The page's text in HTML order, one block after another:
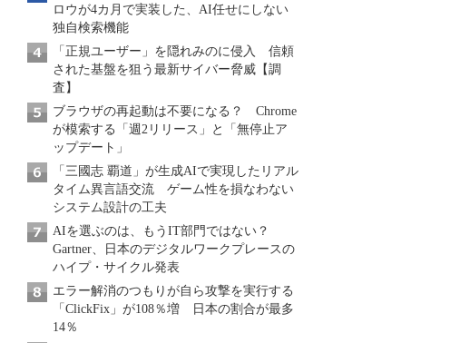
ロウが4カ月で実装した、AI任せにしない
独自検索機能
「正規ユーザー」を隠れみのに侵入 信頼
された基盤を狙う最新サイバー脅威【調
査】
ブラウザの再起動は不要になる？ Chrome
が模索する「週2リリース」と「無停止ア
ップデート」
「三國志 覇道」が生成AIで実現したリアル
タイム異言語交流 ゲーム性を損なわない
システム設計の工夫
AIを選ぶのは、もうIT部門ではない？
Gartner、日本のデジタルワークプレースの
ハイプ・サイクル発表
エラー解消のつもりが自ら攻撃を実行する
「ClickFix」が108％増 日本の割合が最多
14％